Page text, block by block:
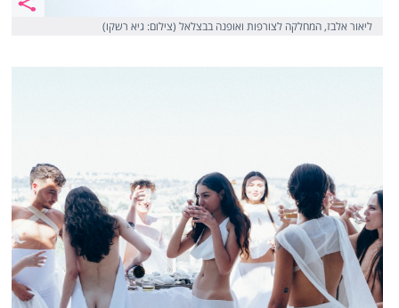
ליאור אלבז, המחלקה לצורפות ואופנה בבצלאל (צילום: גיא רשקו)